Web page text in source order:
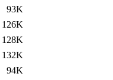
93K
126K
128K
132K
94K